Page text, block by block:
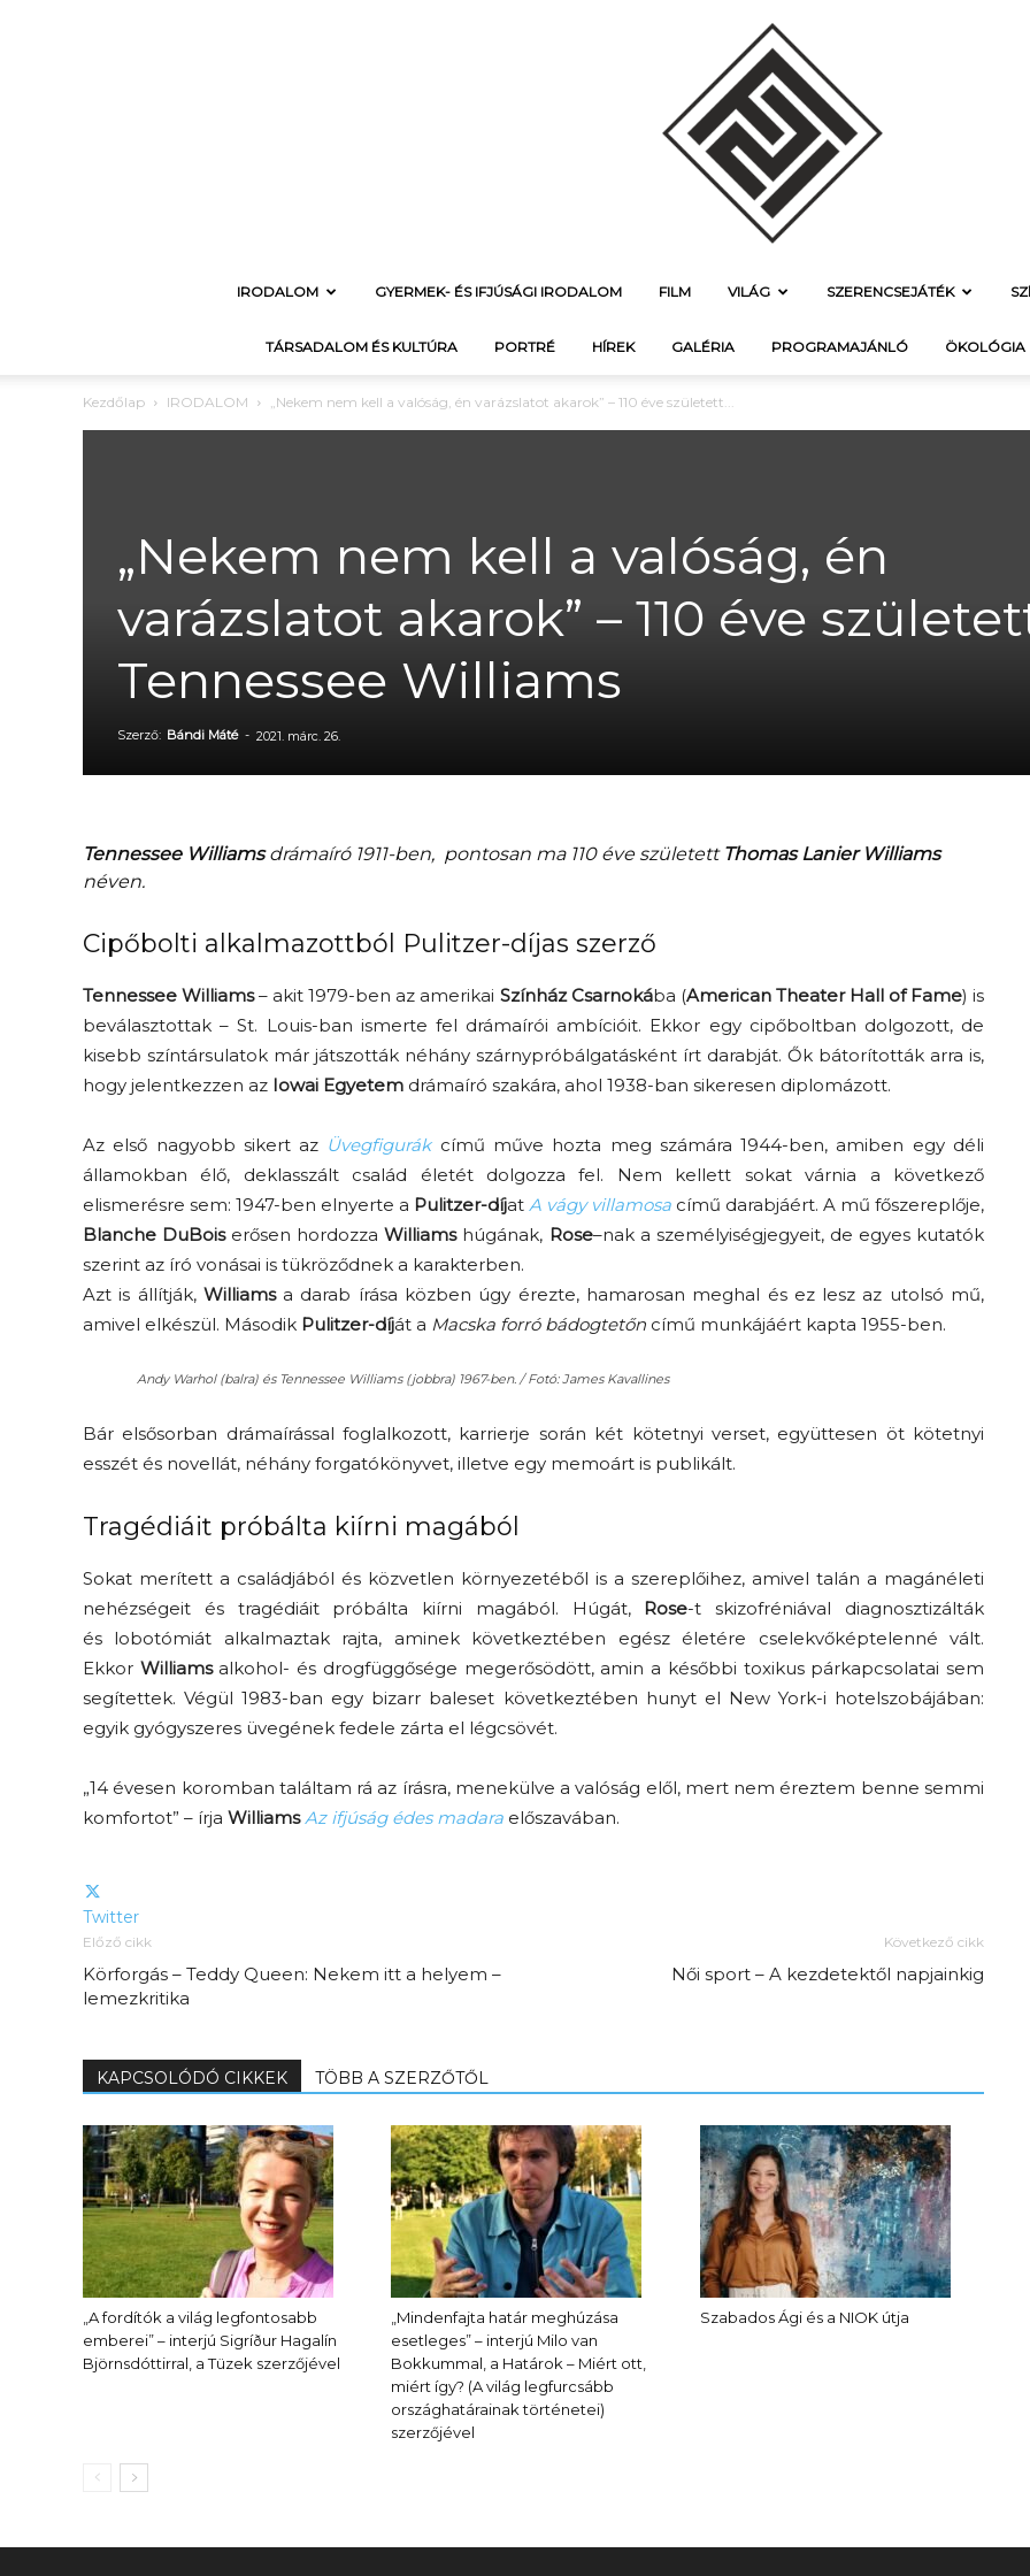
f21.hu
A
IRODALOM GYERMEK- ÉS IFJÚSÁGI IRODALOM FILM VILÁG SZERENCSEJÁTÉK
TÁRSADALOM ÉS KULTÚRA PORTRÉ HÍREK GALÉRIA PROGRAMAJÁNLÓ ÖKOLÓGIA
Kezdőlap IRODALOM „Nekem nem kell a valóság, én varázslatot akarok” – 110 éve született...
„Nekem nem kell a valóság, én
varázslatot akarok” – 110 éve
Tennessee Williams
Szerző: Bándi Máté - 2021. márc. 26.
Tennessee Williamsdrámaíró 1911-ben, pontosan ma 110 éve született ThomasLanier Williams
néven.
Cipőbolti alkalmazottból Pulitzer-díjas szerző
Tennessee Williams– akit 1979-ben az amerikai Színház Csarnokába (American TheaterHall ofFame) is
beválasztottak – St. Louis-ban ismerte fel drámaírói ambícióit. Ekkor egy cipőboltban dolgozott, de
kisebb színtársulatok már játszották néhány szárnypróbálgatásként írt darabját. Ők bátorították arra is,
hogy jelentkezzen az Iowai Egyetem drámaíró szakára, ahol 1938-ban sikeresen diplomázott.
Az első nagyobb sikert az Üvegfigurákcímű műve hozta meg számára 1944-ben, amiben egy déli
államokban élő, deklasszált család életét dolgozza fel. Nem kellett sokat várnia a következő
elismerésre sem: 1947-ben elnyerte a Pulitzer-díjat A vágy villamosa című darabjáért. A mű főszereplője,
Blanche DuBoiserősen hordozzaWilliamshúgának, Rose–nak a személyiségjegyeit, de egyes kutatók
szerint az író vonásai is tükröződnek a karakterben.
Azt is állítják, Williamsa darab írása közben úgy érezte, hamarosan meghal és ez lesz az utolsó mű,
amivel elkészül. Második Pulitzer-díját a Macska forró bádogtetőn című munkájáért kapta 1955-ben.
Andy Warhol (balra) és Tennessee Williams (jobbra) 1967-ben. / Fotó: James Kavallines
Bár elsősorban drámaírással foglalkozott, karrierje során két kötetnyi verset, együttesen öt kötetnyi
esszét és novellát, néhány forgatókönyvet, illetve egy memoárt is publikált.
Tragédiáit próbálta kiírni magából
Sokat merített a családjából és közvetlen környezetéből is a szereplőihez, amivel talán a magánéleti
nehézségeit és tragédiáit próbálta kiírni magából. Húgát,Rose-t skizofréniával diagnosztizálták
és lobotómiát alkalmaztak rajta, aminek következtében egész életére cselekvőképtelenné vált.
Ekkor Williams alkohol- és drogfüggősége megerősödött, amin a későbbi toxikus párkapcsolatai sem
segítettek. Végül 1983-ban egy bizarr baleset következtében hunyt el New York-i hotelszobájában:
egyik gyógyszeres üvegének fedele zárta el légcsövét.
„14 évesen koromban találtam rá az írásra, menekülve a valóság elől, mert nem éreztem benne semmi
komfortot” – írja Williams Az ifjúság édes madara előszavában.
Twitter
Előző cikk
Körforgás – Teddy Queen: Nekem itt a helyem –
lemezkritika
Következő cikk
Női sport – A kezdetektől napjainkig
KAPCSOLÓDÓ CIKKEK TÖBB A SZERZŐTŐL
„A fordítók a világ legfontosabb
emberei” – interjú Sigríður Hagalín
Björnsdóttirral, a Tüzek szerzőjével
„Mindenfajta határ meghúzása
esetleges” – interjú Milo van
Bokkummal, a Határok – Miért ott,
miért így? (A világ legfurcsább
országhatárainak történetei)
szerzőjével
Szabados Ági és a NIOK útja
unatkozás képességét? –